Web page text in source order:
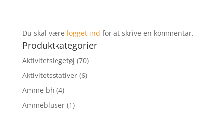
Du skal være logget ind for at skrive en kommentar.
Produktkategorier
Aktivitetslegetøj (70)
Aktivitetsstativer (6)
Amme bh (4)
Ammebluser (1)